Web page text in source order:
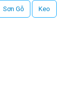
Sơn Gỗ Keo